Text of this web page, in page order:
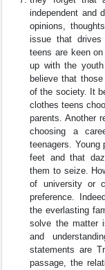
independent and
opinions,
issue that
teens are keen
up with the
believe that
of the society. It
clothes teens
parents. Another
choosing a
teenagers. Young
feet and that
them to seize.
of university or
preference.
the everlasting
solve the matter
and
statements are
passage, the